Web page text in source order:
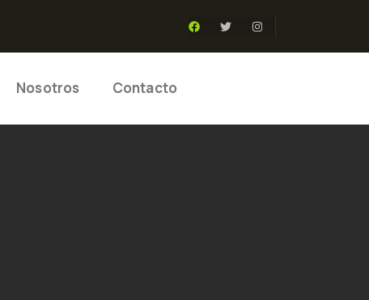
Nosotros Contacto